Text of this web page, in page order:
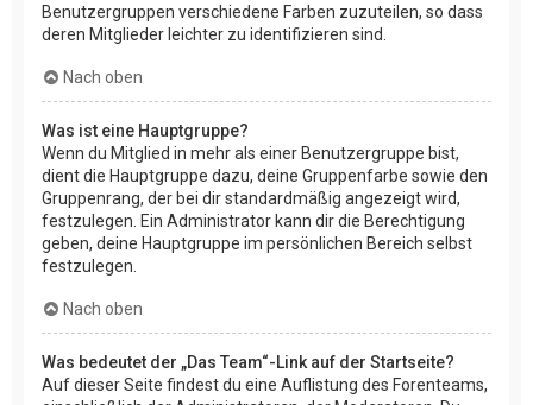
Benutzergruppen verschiedene Farben zuzuteilen, so dass
deren Mitglieder leichter zu identifizieren sind.
Nach oben
Was ist eine Hauptgruppe?
Wenn du Mitglied in mehr als einer Benutzergruppe bist,
dient die Hauptgruppe dazu, deine Gruppenfarbe sowie den
Gruppenrang, der bei dir standardmäßig angezeigt wird,
festzulegen. Ein Administrator kann dir die Berechtigung
geben, deine Hauptgruppe im persönlichen Bereich selbst
festzulegen.
Nach oben
Was bedeutet der „Das Team“-Link auf der Startseite?
Auf dieser Seite findest du eine Auflistung des Forenteams,